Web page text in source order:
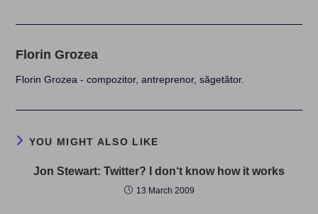
Florin Grozea
Florin Grozea - compozitor, antreprenor, săgetător.
YOU MIGHT ALSO LIKE
Jon Stewart: Twitter? I don‘t know how it works
13 March 2009